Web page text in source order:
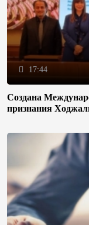
17:44
Создана
признания